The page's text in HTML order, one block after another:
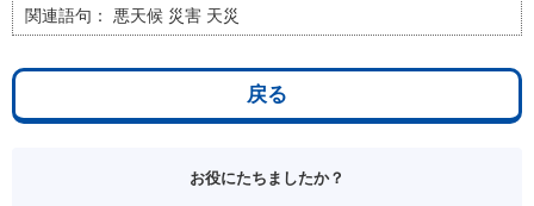
関連語句： 悪天候 災害 天災
戻る
お役にたちましたか？